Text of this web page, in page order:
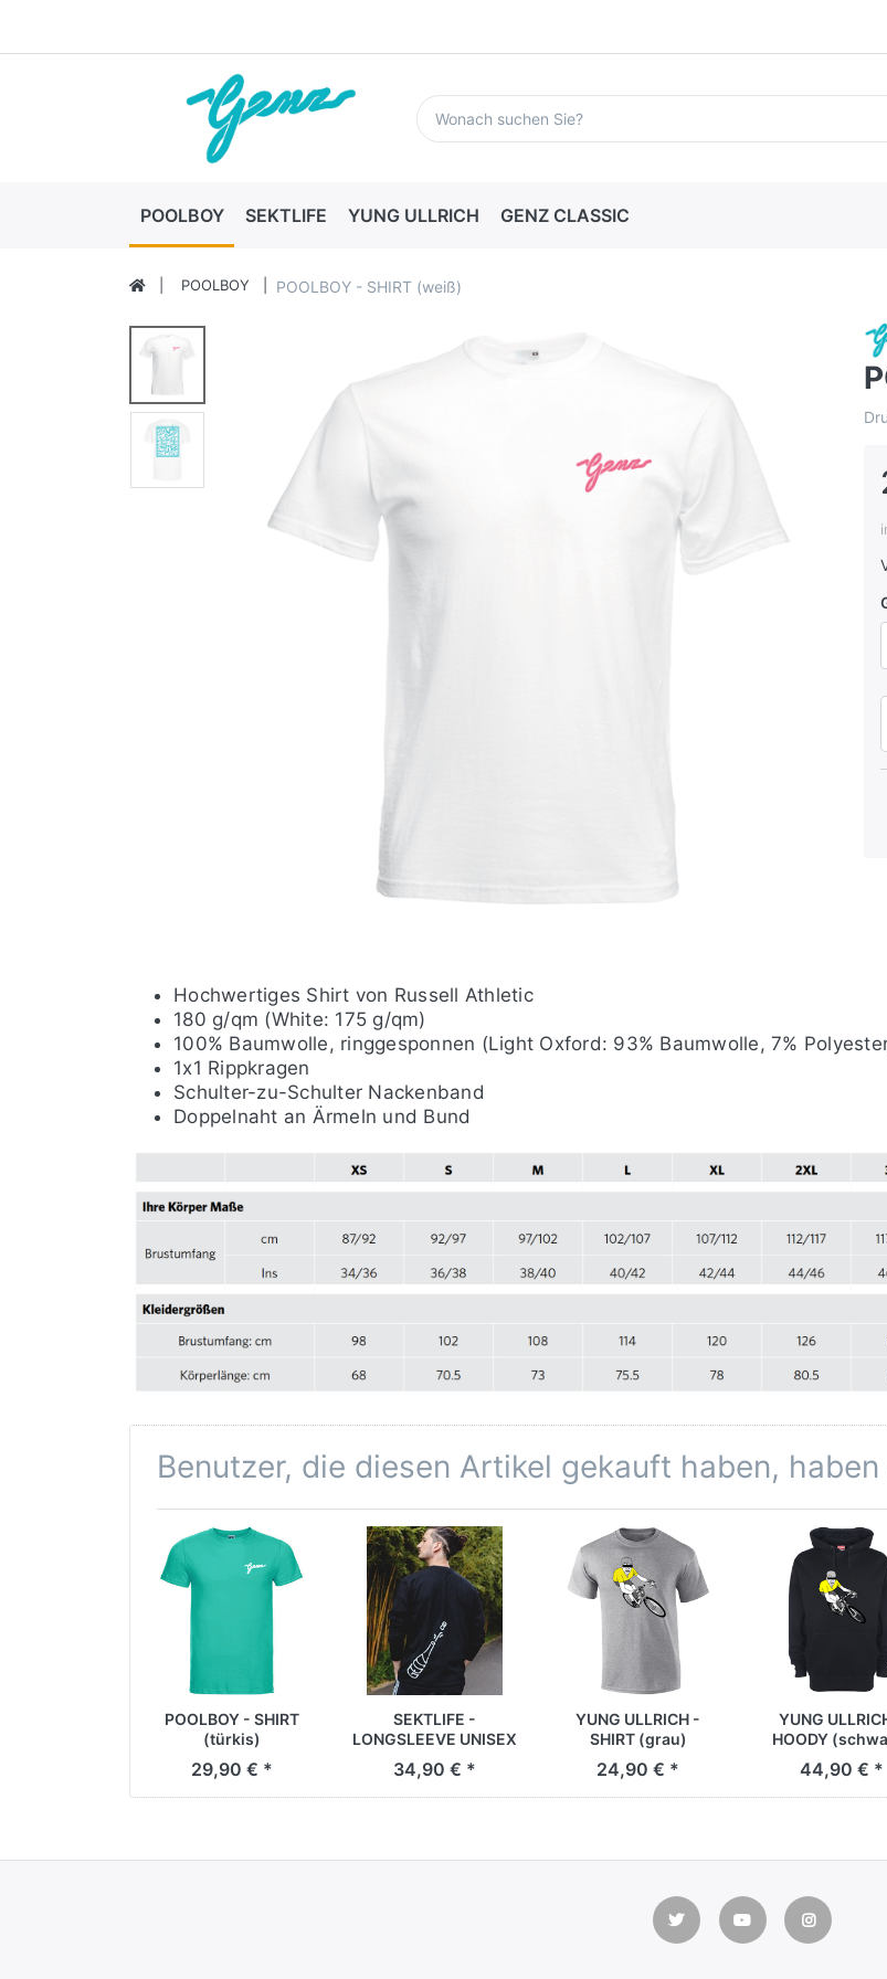
POOLBOY SEKTLIFE YUNG ULLRICH GENZ CLASSIC
POOLBOY POOLBOY - SHIRT (weiß)
Hochwertiges Shirt von Russell Athletic
180 g/qm (White: 175 g/qm)
100% Baumwolle, ringgesponnen (Light Oxford: 93% Baumwolle, 7%
1x1 Rippkragen
Schulter-zu-Schulter Nackenband
Doppelnaht an Ärmeln und Bund
Benutzer, die diesen Artikel gekauft haben,
POOLBOY - SHIRT
(türkis)
29,90 € *
SEKTLIFE -
LONGSLEEVE UNISEX
34,90 € *
YUNG ULLRICH -
SHIRT (grau)
24,90 € *
YUNG
HOODY
44,90 € *